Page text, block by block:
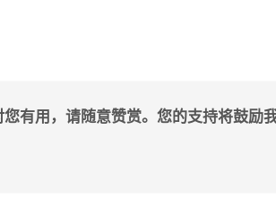
有用，请随意赞赏。您的支持将鼓励我